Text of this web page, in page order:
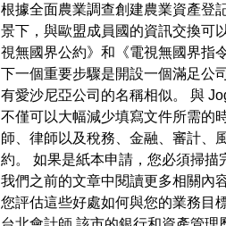
根據全面農業調查創建農業資產登
景下，與歐盟成員國的資訊交換可
視無國界公約》和《電視無國界指
下一個重要步驟是開設一個滿足公
有愛沙尼亞公司的名稱相似。 與
不僅可以大幅減少填寫文件所需的
師、律師以及稅務、金融、審計、
約。 如果是紙本申請，您必須掃
我們之前的文章中閱讀更多相關內
您評估這些好處如何與您的業務目